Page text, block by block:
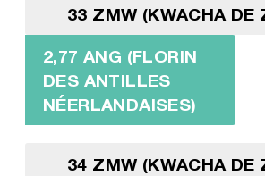
33 ZMW (KWACHA DE
2,77 ANG (FLORIN
DES ANTILLES
NÉERLANDAISES)
34 ZMW (KWACHA DE